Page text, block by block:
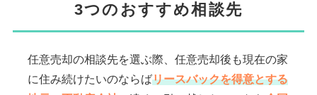
3つのおすすめ相談先
任意売却の相談先を選ぶ際、任意売却後も現在の家
に住み続けたいのならばリースバックを得意とする